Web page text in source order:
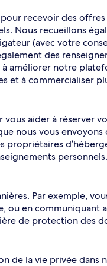
recevoir des
Nous recueillons
(avec votre
des
améliorer notre
et à commercialiser
aider à réserver
nous vous
personnels.
Par exemple,
en communiquant
de protection des
de la vie privée dans